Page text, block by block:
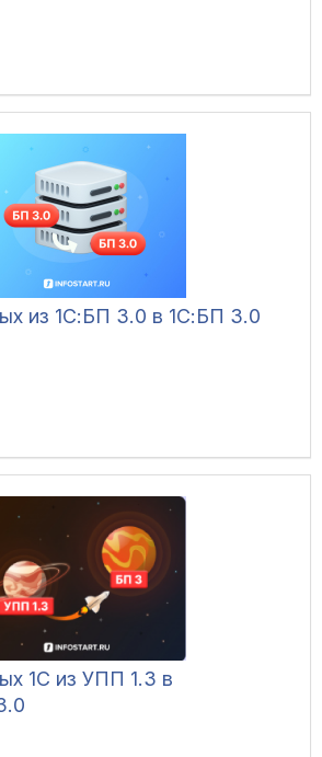
из 1С:БП 3.0 в 1С:БП 3.0
1С из УПП 1.3 в